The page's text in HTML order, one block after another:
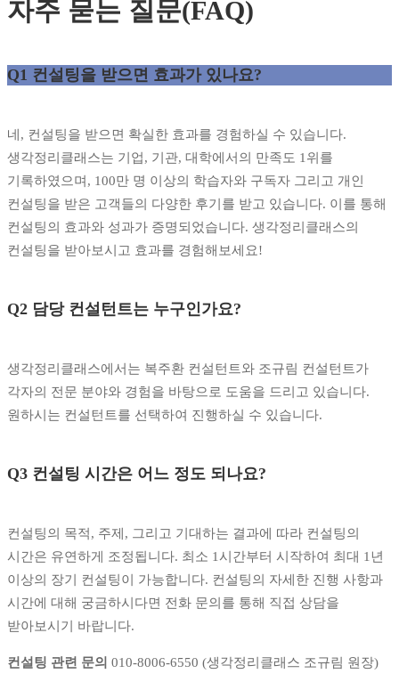
자주 묻는 질문(FAQ)
Q1 컨설팅을 받으면 효과가 있나요?
네, 컨설팅을 받으면 확실한 효과를 경험하실 수 있습니다.
생각정리클래스는 기업, 기관, 대학에서의 만족도 1위를
기록하였으며, 100만 명 이상의 학습자와 구독자 그리고 개인
컨설팅을 받은 고객들의 다양한 후기를 받고 있습니다. 이를 통해
컨설팅의 효과와 성과가 증명되었습니다. 생각정리클래스의
컨설팅을 받아보시고 효과를 경험해보세요!
Q2 담당 컨설턴트는 누구인가요?
생각정리클래스에서는 복주환 컨설턴트와 조규림 컨설턴트가
각자의 전문 분야와 경험을 바탕으로 도움을 드리고 있습니다.
원하시는 컨설턴트를 선택하여 진행하실 수 있습니다.
Q3 컨설팅 시간은 어느 정도 되나요?
컨설팅의 목적, 주제, 그리고 기대하는 결과에 따라 컨설팅의
시간은 유연하게 조정됩니다. 최소 1시간부터 시작하여 최대 1년
이상의 장기 컨설팅이 가능합니다. 컨설팅의 자세한 진행 사항과
시간에 대해 궁금하시다면 전화 문의를 통해 직접 상담을
받아보시기 바랍니다.
컨설팅 관련 문의 010-8006-6550 (생각정리클래스 조규림 원장)